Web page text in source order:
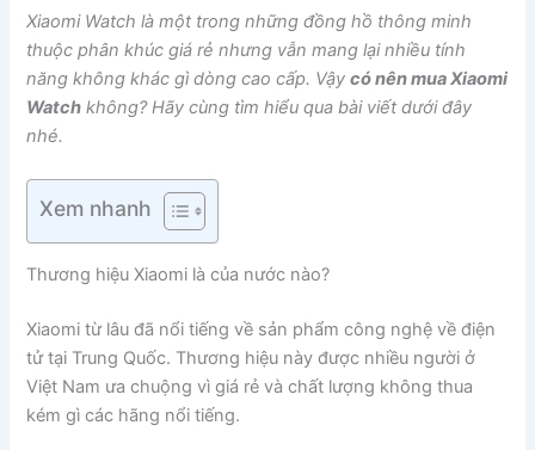
Xiaomi Watch là một trong những đồng hồ thông minh
thuộc phân khúc giá rẻ nhưng vẫn mang lại nhiều tính
năng không khác gì dòng cao cấp. Vậycó nên mua Xiaomi
Watch không? Hãy cùng tìm hiểu qua bài viết dưới đây
nhé.
Xem nhanh
Thương hiệu Xiaomi là của nước nào?
Xiaomi từ lâu đã nổi tiếng về sản phẩm công nghệ về điện
tử tại Trung Quốc. Thương hiệu này được nhiều người ở
Việt Nam ưa chuộng vì giá rẻ và chất lượng không thua
kém gì các hãng nổi tiếng.